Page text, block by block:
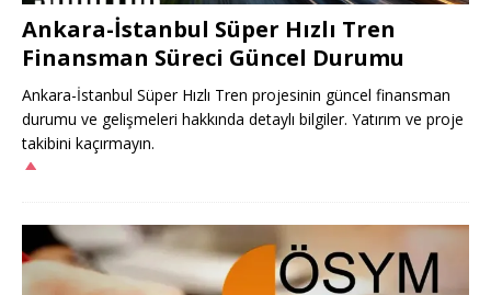
Ankara-İstanbul Süper Hızlı Tren
Finansman Süreci Güncel Durumu
Ankara-İstanbul Süper Hızlı Tren projesinin güncel finansman
durumu ve gelişmeleri hakkında detaylı bilgiler. Yatırım ve proje
takibini kaçırmayın.